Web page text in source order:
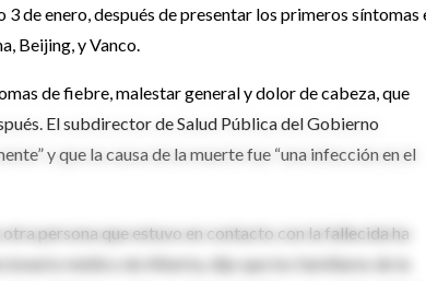
de enero, después de presentar los primeros síntomas
Beijing, y Vanco.
de fiebre, malestar general y dolor de cabeza, que
El subdirector de Salud Pública del Gobierno
y que la causa de la muerte fue “una infección en el
persona que estuvo en contacto con la fallecida ha
médico de Alberta, dijo que los familiares de la